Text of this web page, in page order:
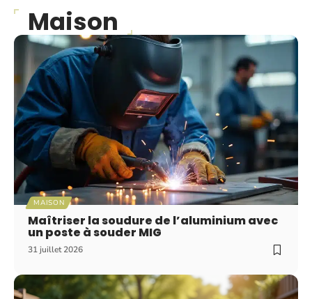
Maison
MAISON
Maîtriser la soudure de l’aluminium avec
un poste à souder MIG
31 juillet 2026